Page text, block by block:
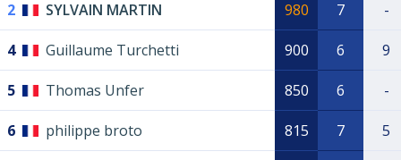
2 SYLVAIN MARTIN 980 7 -
4 Guillaume Turchetti 900 6 9
5 Thomas Unfer 850 6 -
6 philippe broto 815 7 5